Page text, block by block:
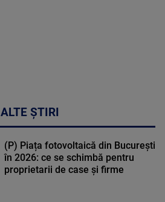
ALTE ȘTIRI
(P) Piața fotovoltaică din București
în 2026: ce se schimbă pentru
proprietarii de case și firme